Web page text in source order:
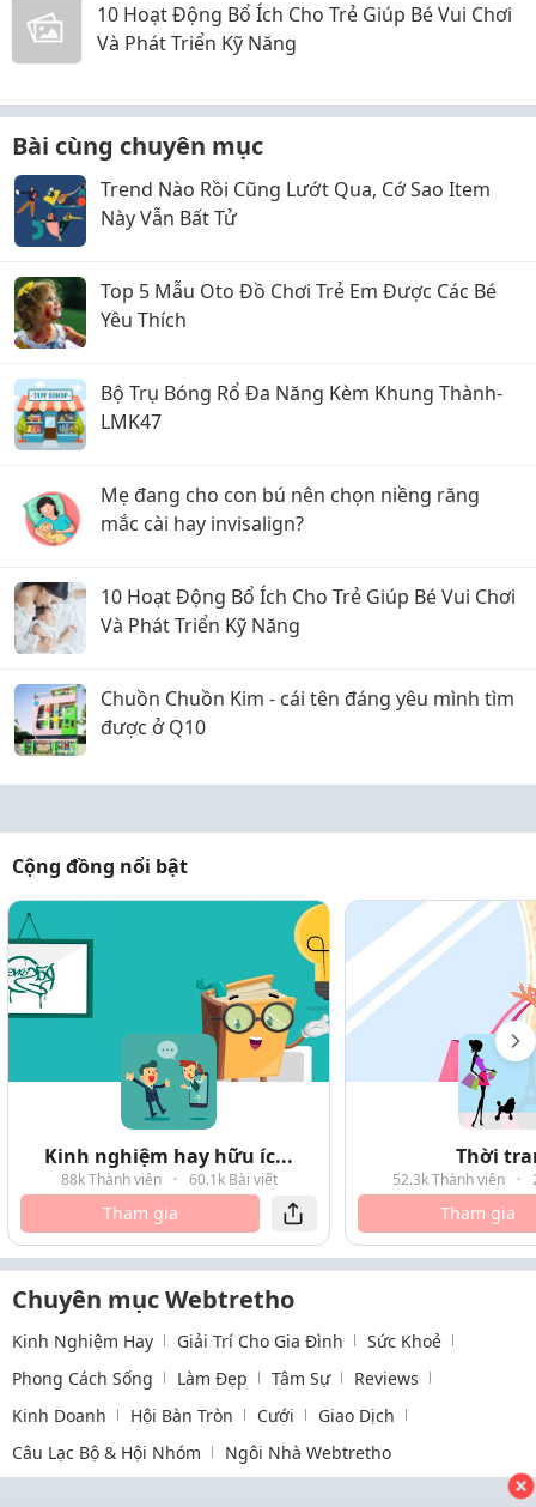
10 Hoạt Động Bổ Ích Cho Trẻ Giúp Bé Vui Chơi
Và Phát Triển Kỹ Năng
Bài cùng chuyên mục
Trend Nào Rồi Cũng Lướt Qua, Cớ Sao Item
Này Vẫn Bất Tử
Top 5 Mẫu Oto Đồ Chơi Trẻ Em Được Các Bé
Yêu Thích
Bộ Trụ Bóng Rổ Đa Năng Kèm Khung Thành-
LMK47
Mẹ đang cho con bú nên chọn niềng răng
mắc cài hay invisalign?
10 Hoạt Động Bổ Ích Cho Trẻ Giúp Bé Vui Chơi
Và Phát Triển Kỹ Năng
Chuồn Chuồn Kim - cái tên đáng yêu mình tìm
được ở Q10
Cộng đồng nổi bật
Kinh nghiệm hay hữu íc...
88k Thành viên · 60.1k Bài viết
Tham gia
Thời
52.3k Thành viên ·
Tham gia
Chuyên mục Webtretho
Kinh Nghiệm Hay Giải Trí Cho Gia Đình
Sức Khoẻ
Phong Cách Sống
Làm Đẹp Tâm Sự
Reviews
Kinh Doanh
Hội Bàn Tròn Cưới
Giao Dịch
Câu Lạc Bộ & Hội Nhóm
Ngôi Nhà Webtretho